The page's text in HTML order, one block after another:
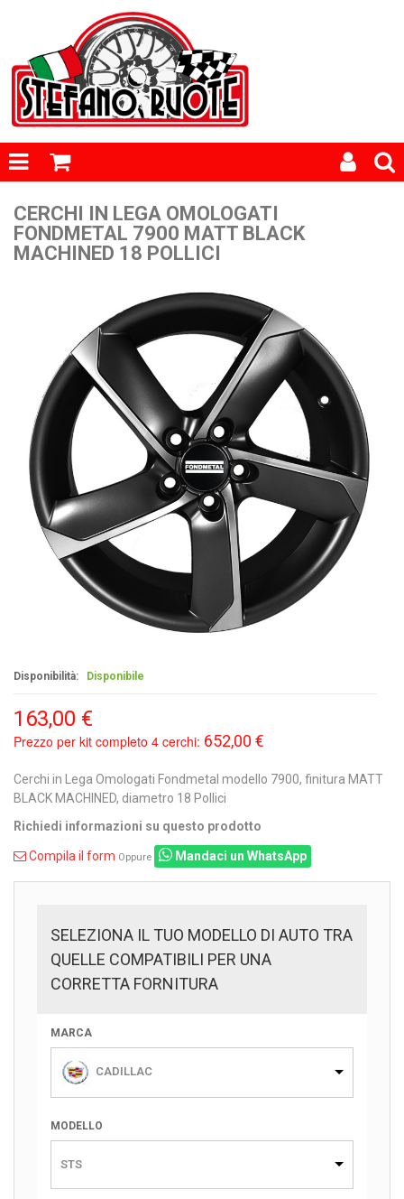
CERCHI IN LEGA OMOLOGATI
FONDMETAL 7900 MATT BLACK
MACHINED 18 POLLICI
Disponibilità: Disponibile
163,00 €
Prezzo per kit completo 4 cerchi: 652,00 €
Cerchi in Lega Omologati Fondmetal modello 7900, finitura MATT
BLACK MACHINED, diametro 18 Pollici
Richiedi informazioni su questo prodotto
Compila il form Oppure Mandaci un WhatsApp
SELEZIONA IL TUO MODELLO DI AUTO TRA
QUELLE COMPATIBILI PER UNA
CORRETTA FORNITURA
MARCA
CADILLAC
MODELLO
STS